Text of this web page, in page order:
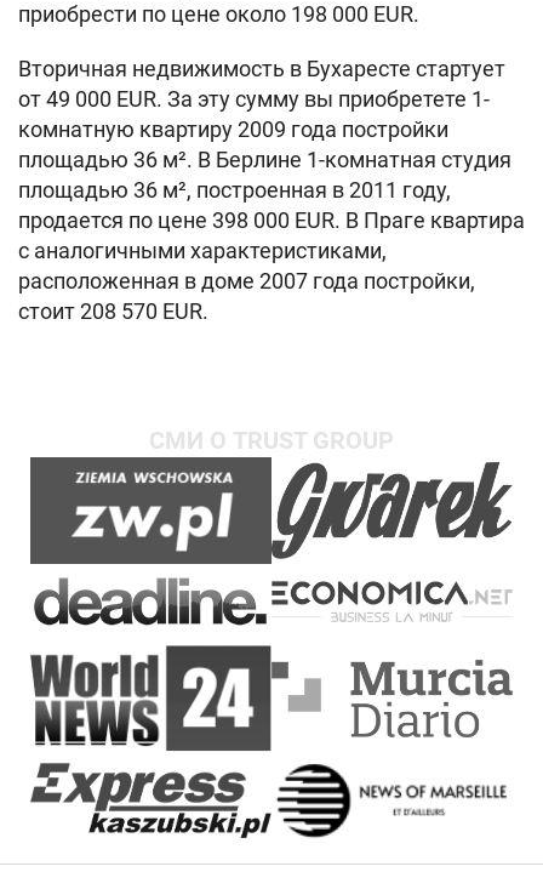
приобрести по цене около 198 000 EUR.
Вторичная недвижимость в Бухаресте стартует
от 49 000 EUR. За эту сумму вы приобретете 1-
комнатную квартиру 2009 года постройки
площадью 36 м². В Берлине 1-комнатная студия
площадью 36 м², построенная в 2011 году,
продается по цене 398 000 EUR. В Праге квартира
с аналогичными характеристиками,
расположенная в доме 2007 года постройки,
стоит 208 570 EUR.
СМИ О TRUST GROUP